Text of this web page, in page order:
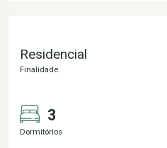
Residencial
Finalidade
3
Dormitórios